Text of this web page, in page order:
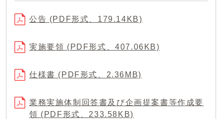
公告 (PDF形式、179.14KB)
実施要領 (PDF形式、407.06KB)
仕様書 (PDF形式、2.36MB)
業務実施体制回答書及び企画提案書等作成要
領 (PDF形式、233.58KB)